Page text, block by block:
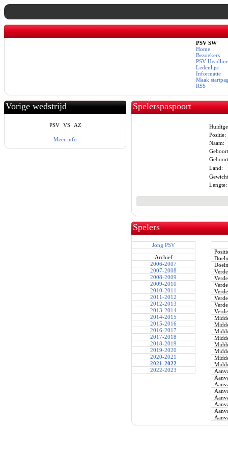
PSV SW
Home
Bezoekers
PSV
Ledenlijst
Informatie
Maak
RSS
Vorige wedstrijd
PSV VS AZ
Meer info
Spelerspaspoort
Positie:
Naam:
Land:
Lengte:
Spelers
Jong PSV
Archief
2006-2007
2007-2008
2008-2009
2009-2010
2010-2011
2011-2012
2012-2013
2013-2014
2014-2015
2015-2016
2016-2017
2017-2018
2018-2019
2019-2020
2020-2021
2021-2022
2022-2023